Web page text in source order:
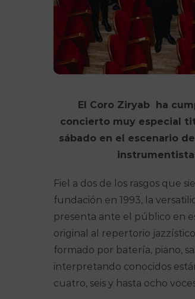
El Coro Ziryab ha
concierto muy especial
sábado en el escenario
Fiel a dos de los rasgos que
fundación en 1993, la
presenta ante el público en
original al repertorio
formado por batería, piano,
interpretando conocidos
cuatro, seis y hasta ocho